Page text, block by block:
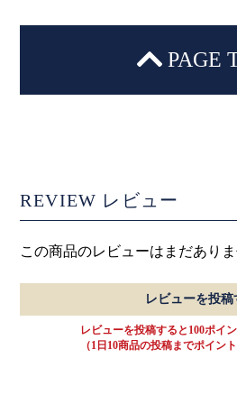
PAGE
REVIEW レビュー
この商品のレビューはまだありま
レビューを投稿
レビューを投稿すると100ポイ
（1日10商品の投稿までポイン